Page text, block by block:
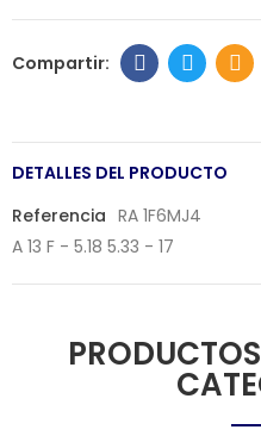
DETALLES DEL PRODUCTO
Referencia RA 1F6MJ4
A 13 F - 5.18 5.33 - 17